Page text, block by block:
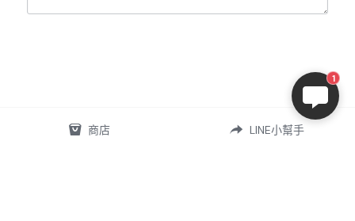
提交 取消
1
商店 LINE小幫手